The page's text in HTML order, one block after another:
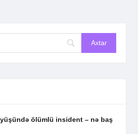
ölümlü insident – nə baş